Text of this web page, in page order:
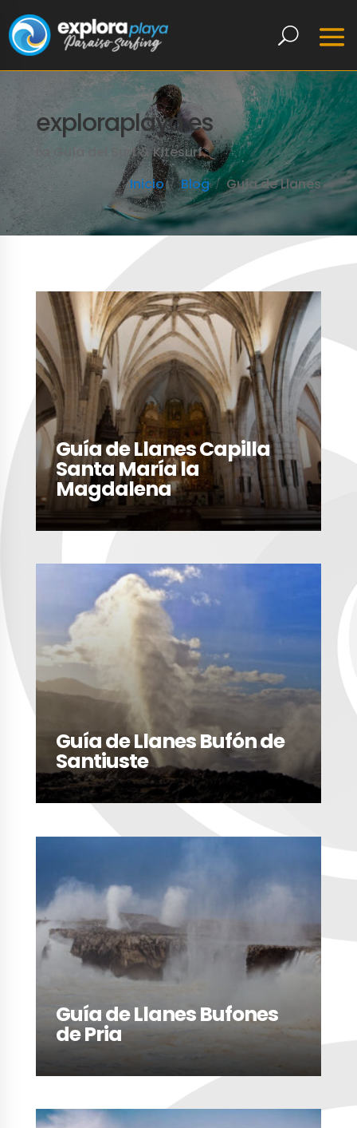
exploraplaya.es
La Guía del Surf & Kitesurf
Inicio
Blog Guía de Llanes
Guía de Llanes Capilla
Santa María la
Magdalena
LEER MÁS
Guía de Llanes Bufón de
Santiuste
Guía de Llanes Bufones
de Pria
LEER MÁS